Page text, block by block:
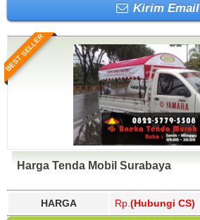
Kirim Email
BEST SELLER
Harga Tenda Mobil Surabaya
HARGA Rp. (Hubungi CS)